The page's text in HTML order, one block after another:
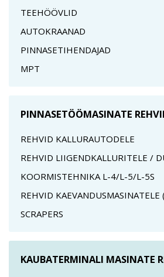
TEEHÖÖVLID
AUTOKRAANAD
PINNASETIHENDAJAD
MPT
PINNASETÖÖMASINATE
REHVID KALLURAUTODELE
REHVID LIIGENDKALLURITELE /
KOORMISTEHNIKA L-4/L-5/L-5S
REHVID KAEVANDUSMASINATELE
SCRAPERS
KAUBATERMINALI MASINATE